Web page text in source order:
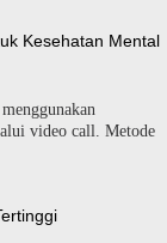
Kesehatan Mental
video call. Metode